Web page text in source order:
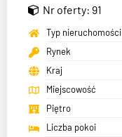
Nr oferty: 91
Typ nieruchomości
Rynek
Kraj
Miejscowość
Piętro
Liczba pokoi